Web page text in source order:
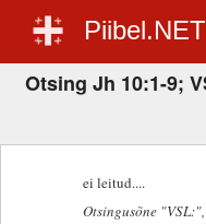
Piibel.NET
Otsing Jh 10:1-9;
ei leitud....
Otsingusõne "VSL:"